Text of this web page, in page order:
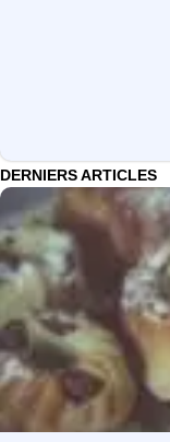
DERNIERS ARTICLES